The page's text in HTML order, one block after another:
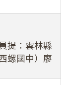
首份調查報
提：雲林縣
螺國中）廖